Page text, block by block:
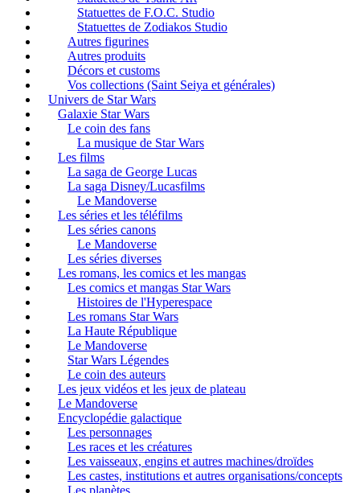
Statuettes de F.O.C. Studio
Statuettes de Zodiakos Studio
Autres figurines
Autres produits
Décors et customs
Vos collections (Saint Seiya et générales)
Univers de Star Wars
Galaxie Star Wars
Le coin des fans
La musique de Star Wars
Les films
La saga de George Lucas
La saga Disney/Lucasfilms
Le Mandoverse
Les séries et les téléfilms
Les séries canons
Le Mandoverse
Les séries diverses
Les romans, les comics et les mangas
Les comics et mangas Star Wars
Histoires de l'Hyperespace
Les romans Star Wars
La Haute République
Le Mandoverse
Star Wars Légendes
Le coin des auteurs
Les jeux vidéos et les jeux de plateau
Le Mandoverse
Encyclopédie galactique
Les personnages
Les races et les créatures
Les vaisseaux, engins et autres machines/droïdes
Les castes, institutions et autres organisations/concepts